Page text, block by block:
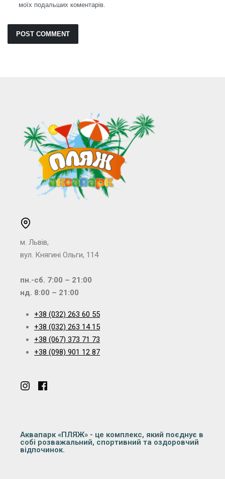
моїх подальших коментарів.
м. Львів,
вул. Княгині Ольги, 114
пн.-сб. 7:00 – 21:00
нд. 8:00 – 21:00
+38 (032) 263 60 55
+38 (032) 263 14 15
+38 (067) 373 71 73
+38 (098) 901 12 87
Аквапарк «ПЛЯЖ» - це комплекс, який поєднує в
собі розважальний, спортивний та оздоровчий
відпочинок.